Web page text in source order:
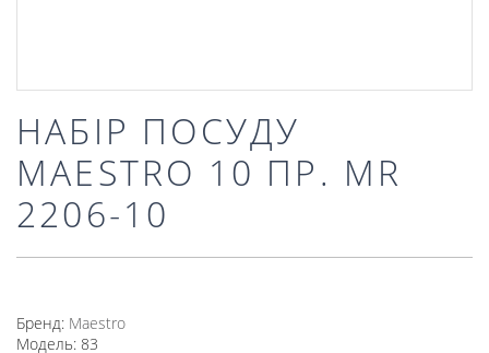
НАБІР ПОСУДУ
MAESTRO 10 ПР. MR
2206-10
Бренд: Mаеstro
Модель: 83